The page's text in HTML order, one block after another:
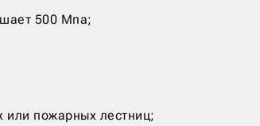
500 Мпа;
пожарных лестниц;